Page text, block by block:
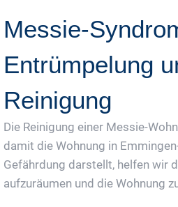
Messie-
Entrümpelung
Reinigung
Die Reinigung einer Messie-
damit die Wohnung in
Gefährdung darstellt, helfen wir
aufzuräumen und die Wohnung